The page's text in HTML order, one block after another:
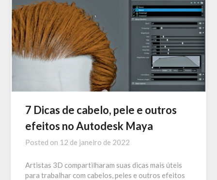
7 Dicas de cabelo, pele e outros
efeitos no Autodesk Maya
Posted on 12 de janeiro de 2022
Artistas 3D compartilharam suas dicas mais úteis
para trabalhar com cabelos, peles e outros efeitos